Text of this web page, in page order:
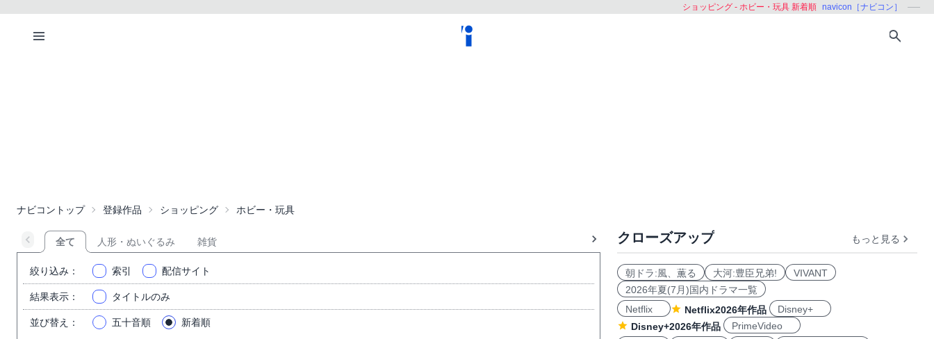
ショッピング - ホビー・玩具 新着順 navicon［ナビコン］
ナビコントップ 登録作品 ショッピング ホビー・玩具
全て 人形・ぬいぐるみ 雑貨
絞り込み ： 索引 配信サイト
結果表示 ： タイトルのみ
並び替え ： 五十音順 新着順
クローズアップ もっと見る
朝ドラ:風、薫る 大河:豊臣兄弟!
VIVANT
2026年夏(7月)国内ドラマ一覧
Netflix
Netflix2026年作品
Disney+
Disney+2026年作品
PrimeVideo